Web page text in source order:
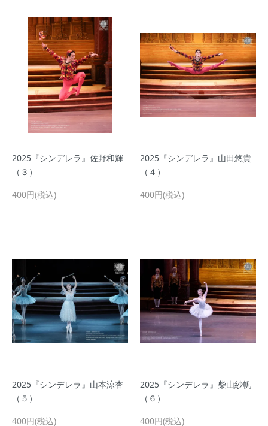
2025『シンデレラ』佐野和輝
（３）
400円(税込)
2025『シンデレラ』山田悠貴
（４）
400円(税込)
2025『シンデレラ』山本涼杏
（５）
400円(税込)
2025『シンデレラ』柴山紗帆
（６）
400円(税込)